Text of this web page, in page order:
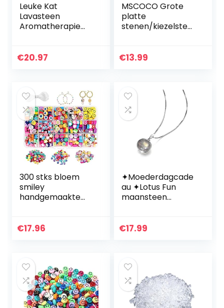
Leuke Kat
Lavasteen
Aromatherapie
Aroma
Kooi…
€20.97
MSCOCO Grote
platte
stenen/kiezelsten
voor de tuin,
€13.99
300 stks bloem
smiley
handgemaakte
fruit thema losse
€17.96
✦Moederdagcade
au ✦Lotus Fun
maansteen
maansteen
€17.99